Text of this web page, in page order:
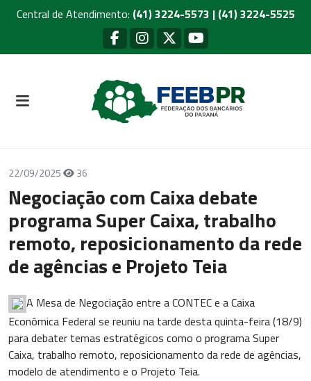
Central de Atendimento: (41) 3224-5573 | (41) 3224-5525
22/09/2025 36
Negociação com Caixa debate
programa Super Caixa, trabalho
remoto, reposicionamento da rede
de agências e Projeto Teia
A Mesa de Negociação entre a CONTEC e a Caixa
Econômica Federal se reuniu na tarde desta quinta-feira (18/9)
para debater temas estratégicos como o programa Super
Caixa, trabalho remoto, reposicionamento da rede de agências,
modelo de atendimento e o Projeto Teia.